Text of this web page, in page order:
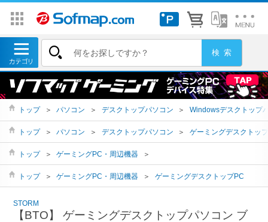
トップ ＞ パソコン ＞ デスクトップパソコン ＞ Windowsデスクトップ
トップ ＞ パソコン ＞ デスクトップパソコン ＞ ゲーミングデスクトッ
トップ ＞ ゲーミングPC・周辺機器 ＞
トップ ＞ ゲーミングPC・周辺機器 ＞ ゲーミングデスクトップPC
STORM
【BTO】 ゲーミングデスクトップパソコン ブ